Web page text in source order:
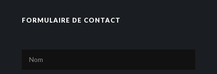
FORMULAIRE DE CONTACT